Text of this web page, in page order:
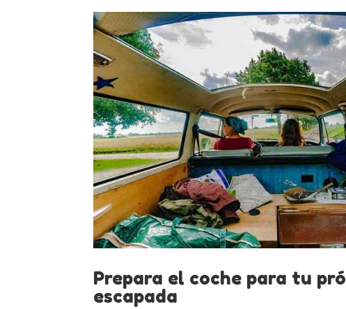
Prepara el coche para tu
escapada